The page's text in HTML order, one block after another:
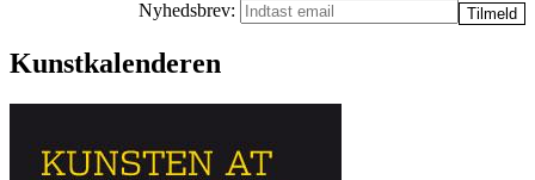
Nyhedsbrev:
Kunstkalenderen